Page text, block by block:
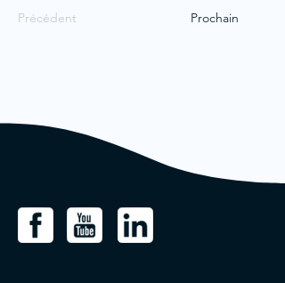
Précédent Prochain